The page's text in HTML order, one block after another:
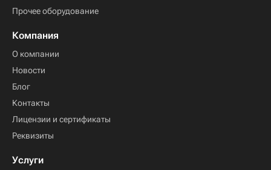
Прочее оборудование
Компания
О компании
Новости
Блог
Контакты
Лицензии и сертификаты
Реквизиты
Услуги